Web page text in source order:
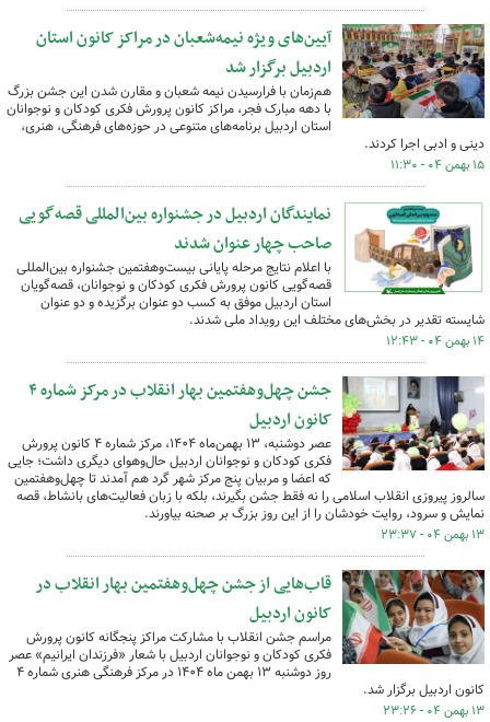
آیین‌های ویژه نیمه‌شعبان در مراکز کانون استان
اردبیل برگزار شد
هم‌زمان با فرارسیدن نیمه شعبان و مقارن شدن این جشن بزرگ
با دهه مبارک فجر، مراکز کانون پرورش فکری کودکان و نوجوانان
استان اردبیل برنامه‌های متنوعی در حوزه‌های فرهنگی، هنری،
دینی و ادبی اجرا کردند.
۱۵ بهمن ۰۴ - ۱۱:۳۰
نمایندگان اردبیل در جشنواره بین‌المللی قصه‌گویی
صاحب چهار عنوان شدند
با اعلام نتایج مرحله پایانی بیست‌وهفتمین جشنواره بین‌المللی
قصه‌گویی کانون پرورش فکری کودکان و نوجوانان، قصه‌گویان
استان اردبیل موفق به کسب دو عنوان برگزیده و دو عنوان
شایسته تقدیر در بخش‌های مختلف این رویداد ملی شدند.
۱۴ بهمن ۰۴ - ۱۲:۴۳
جشن چهل‌وهفتمین بهار انقلاب در مرکز شماره ۴
کانون اردبیل
عصر دوشنبه، ۱۳ بهمن‌ماه ۱۴۰۴، مرکز شماره ۴ کانون پرورش
فکری کودکان و نوجوانان اردبیل حال‌وهوای دیگری داشت؛ جایی
که اعضا و مربیان پنج مرکز شهر گرد هم آمدند تا چهل‌وهفتمین
سالروز پیروزی انقلاب اسلامی را نه فقط جشن بگیرند، بلکه با زبان فعالیت‌های بانشاط، قصه
نمایش و سرود، روایت خودشان را از این روز بزرگ بر صحنه بیاورند.
۱۳ بهمن ۰۴ - ۲۳:۳۷
قاب‌هایی از جشن چهل‌وهفتمین بهار انقلاب در
کانون اردبیل
مراسم جشن انقلاب با مشارکت مراکز پنجگانه کانون پرورش
فکری کودکان و نوجوانان اردبیل با شعار «فرزندان ایرانیم» عصر
روز دوشنبه ۱۳ بهمن ماه ۱۴۰۴ در مرکز فرهنگی هنری شماره ۴
کانون اردبیل برگزار شد.
۱۳ بهمن ۰۴ - ۲۳:۲۶